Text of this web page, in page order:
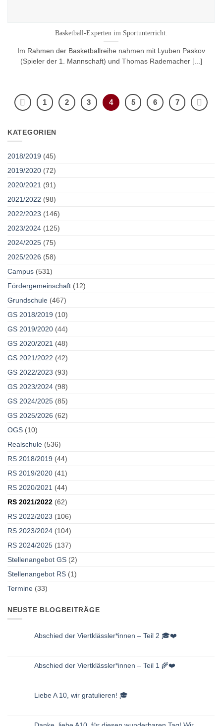
Basketball-Experten im Sportunterricht.
Im Rahmen der Basketballreihe nahmen mit Lyuben Paskov
(Spieler der 1. Mannschaft) und Thomas Rademacher [...]
1 2 3 4 5 6 7
KATEGORIEN
2018/2019 (45)
2019/2020 (72)
2020/2021 (91)
2021/2022 (98)
2022/2023 (146)
2023/2024 (125)
2024/2025 (75)
2025/2026 (58)
Campus (531)
Fördergemeinschaft (12)
Grundschule (467)
GS 2018/2019 (10)
GS 2019/2020 (44)
GS 2020/2021 (48)
GS 2021/2022 (42)
GS 2022/2023 (93)
GS 2023/2024 (98)
GS 2024/2025 (85)
GS 2025/2026 (62)
OGS (10)
Realschule (536)
RS 2018/2019 (44)
RS 2019/2020 (41)
RS 2020/2021 (44)
RS 2021/2022 (62)
RS 2022/2023 (106)
RS 2023/2024 (104)
RS 2024/2025 (137)
Stellenangebot GS (2)
Stellenangebot RS (1)
Termine (33)
NEUSTE BLOGBEITRÄGE
Abschied der Viertklässler*innen – Teil 2 🎓❤️
der
🎓
❤️
Abschied der Viertklässler*innen – Teil 1 🌾❤️
der
🌾
Liebe A 10, wir gratulieren! 🎓